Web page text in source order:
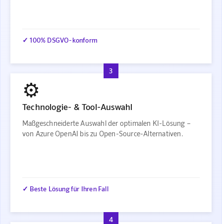
✓ 100% DSGVO-konform
3
⚙️
Technologie- & Tool-Auswahl
Maßgeschneiderte Auswahl der optimalen KI-Lösung –
von Azure OpenAI bis zu Open-Source-Alternativen.
✓ Beste Lösung für Ihren Fall
4